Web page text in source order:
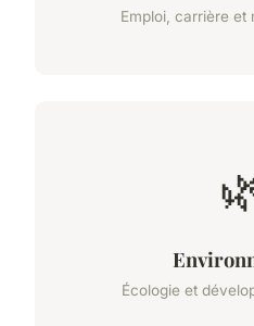
Emploi, carrière et
Écologie et